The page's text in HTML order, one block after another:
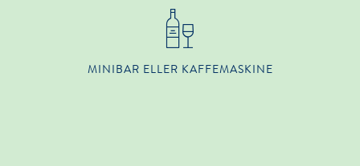
MINIBAR ELLER KAFFEMASKINE